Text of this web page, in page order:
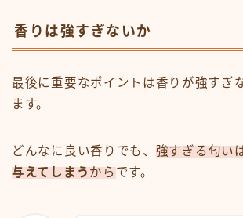
香りは強すぎないか
最後に重要なポイントは香りが強すぎ
ます。
どんなに良い香りでも、 強すぎる匂い
与えてしまう から です。